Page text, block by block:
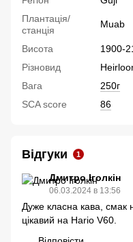
Плантація/
станція
Muab
Висота
1900-
Різновид
Вага
250г
SCA score
86
Відгуки 1
Дмитро Іголкін
06.03.2024 в 13:56
Дуже класна кава, смак
цікавий на Hario V60.